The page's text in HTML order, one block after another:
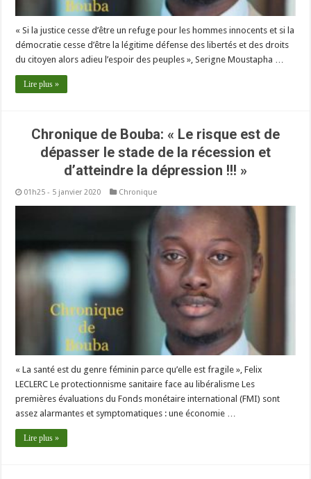
« Si la justice cesse d’être un refuge pour les hommes innocents et si la
démocratie cesse d’être la légitime défense des libertés et des droits
du citoyen alors adieu l’espoir des peuples », Serigne Moustapha …
Lire plus »
Chronique de Bouba: « Le risque est de
dépasser le stade de la récession et
d’atteindre la dépression !!! »
01h25 - 5 janvier 2020 Chronique
« La santé est du genre féminin parce qu’elle est fragile », Felix
LECLERC Le protectionnisme sanitaire face au libéralisme Les
premières évaluations du Fonds monétaire international (FMI) sont
assez alarmantes et symptomatiques : une économie …
Lire plus »